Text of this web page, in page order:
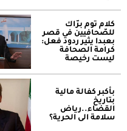
كلام توم برّاك
للصّحافيين في قصر
بعبدا يثير ردود فعل:
كرامة الصحافة
ليست رخيصة
بأكبر كفالة مالية
بتاريخ
القضاء..رياض
سلامة الى الحرية؟